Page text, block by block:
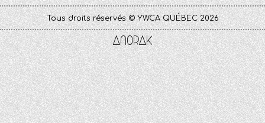
Tous droits réservés © YWCA QUÉBEC 2026
Anorak
Studio